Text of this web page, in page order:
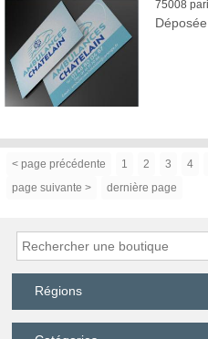
75008
< page précédente 1 2 3 4
page suivante > dernière page